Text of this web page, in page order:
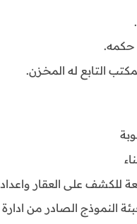
حكمه.
التابع له المخـزن.
للكشف على العقار
النموذج الصادر من